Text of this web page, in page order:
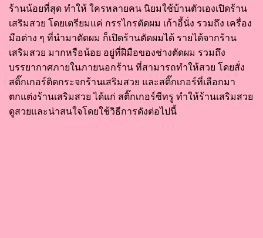
ร้านน้อยที่สุด ทำให้ ใครหลายคน นิยมใช้บ้านตัวเองเปิดร้าน
เสริมสวย โดยเตรียมแค่ กรรไกรตัดผม เก้าอี้นั่ง รวมถึง เครื่อง
มือต่าง ๆ ที่นำมาตัดผม ก็เปิดร้านตัดผมได้ รายได้จากร้าน
เสริมสวย มากหรือน้อย อยู่ที่ฝีมือของช่างตัดผม รวมถึง
บรรยากาศภายในภายนอกร้าน ที่สามารถทำให้สวย โดยสั่ง
สติ๊กเกอร์ติดกระจกร้านเสริมสวย และสติ๊กเกอร์ที่เลือกมา
ตกแต่งร้านเสริมสวย ได้แก่ สติ๊กเกอร์ซีทรู ทำให้ร้านเสริมสวย
ดูสวยและน่าสนใจโดยใช้วิธีการดังต่อไปนี้